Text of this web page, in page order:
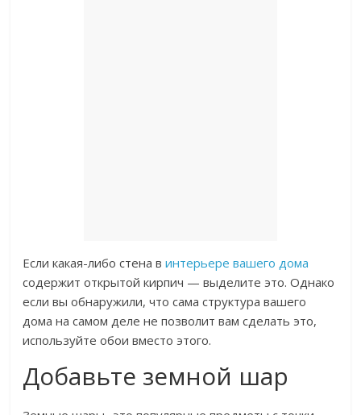
Если какая-либо стена винтерьере вашего дома
содержит открытой кирпич — выделите это. Однако
если вы обнаружили, что сама структура вашего
дома на самом деле не позволит вам сделать это,
используйте обои вместо этого.
Добавьте земной шар